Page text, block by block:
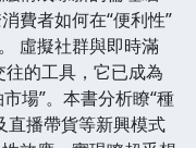
費者如何在“便利性”
虛擬社群與即時滿
的工具，它已成為
場”。本書分析瞭“種
直播帶貨等新興模式